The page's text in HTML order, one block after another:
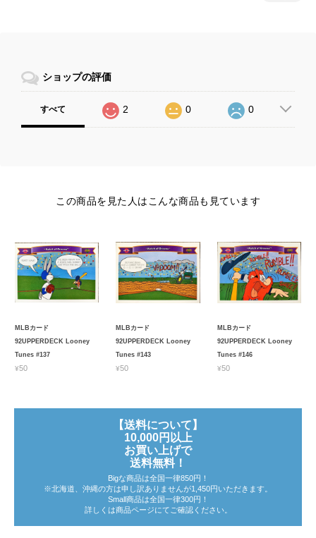
ショップの評価
すべて 2 0 0
この商品を見た人はこんな商品も見ています
MLBカード
92UPPERDECK Looney
Tunes #137
¥50
MLBカード
92UPPERDECK Looney
Tunes #143
¥50
MLBカード
92UPPERDECK Looney
Tunes #146
¥50
【送料について】
10,000円以上
お買い上げで
送料無料！
Bigな商品は全国一律850円！
※北海道、沖縄の方は申し訳ありませんが1,450円いただきます。
Small商品は全国一律300円！
詳しくは商品ページにてご確認ください。